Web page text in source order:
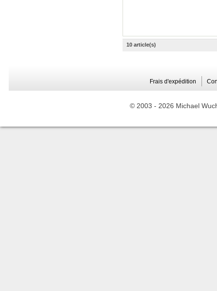
10 article(s)
Frais d'expédition
© 2003 - 2026 Michael